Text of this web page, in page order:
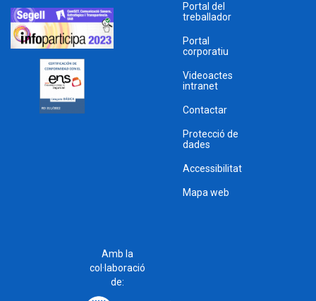
Portal del
treballador
Portal
corporatiu
Videoactes
intranet
Contactar
Protecció de
dades
Accessibilitat
Mapa web
Amb la
col·laboració
de: